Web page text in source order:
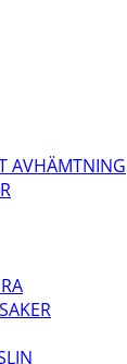
AVHÄMTNING